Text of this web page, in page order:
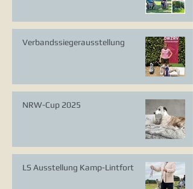
Verbandssiegerausstellung
NRW-Cup 2025
LS Ausstellung Kamp-Lintfort